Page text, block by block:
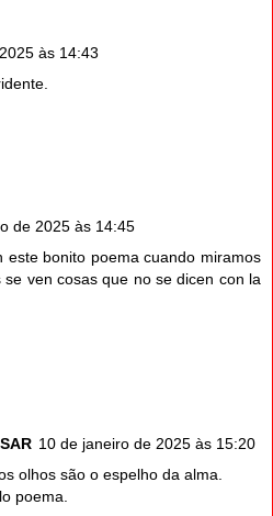
às 14:43
de 2025 às 14:45
este bonito poema cuando miramos
ven cosas que no se dicen con la
10 de janeiro de 2025 às 15:20
olhos são o espelho da alma.
poema.